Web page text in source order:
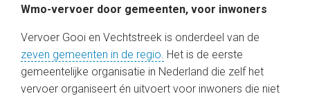
Wmo-vervoer door gemeenten, voor inwoners
Vervoer Gooi en Vechtstreek is onderdeel van de
zeven gemeenten in de regio. Het is de eerste
gemeentelijke organisatie in Nederland die zelf het
vervoer organiseert én uitvoert voor inwoners die niet